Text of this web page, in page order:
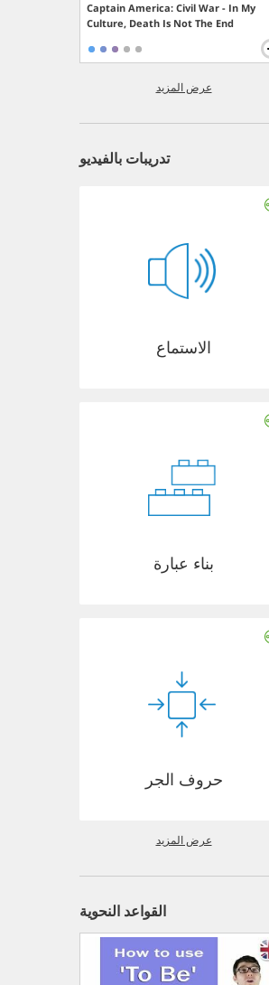
Captain America: Civil War - In My
Culture, Death Is Not The End
عرض المزيد
تدريبات بالفيديو
الاستماع
بناء عبارة
حروف الجر
عرض المزيد
القواعد النحوية